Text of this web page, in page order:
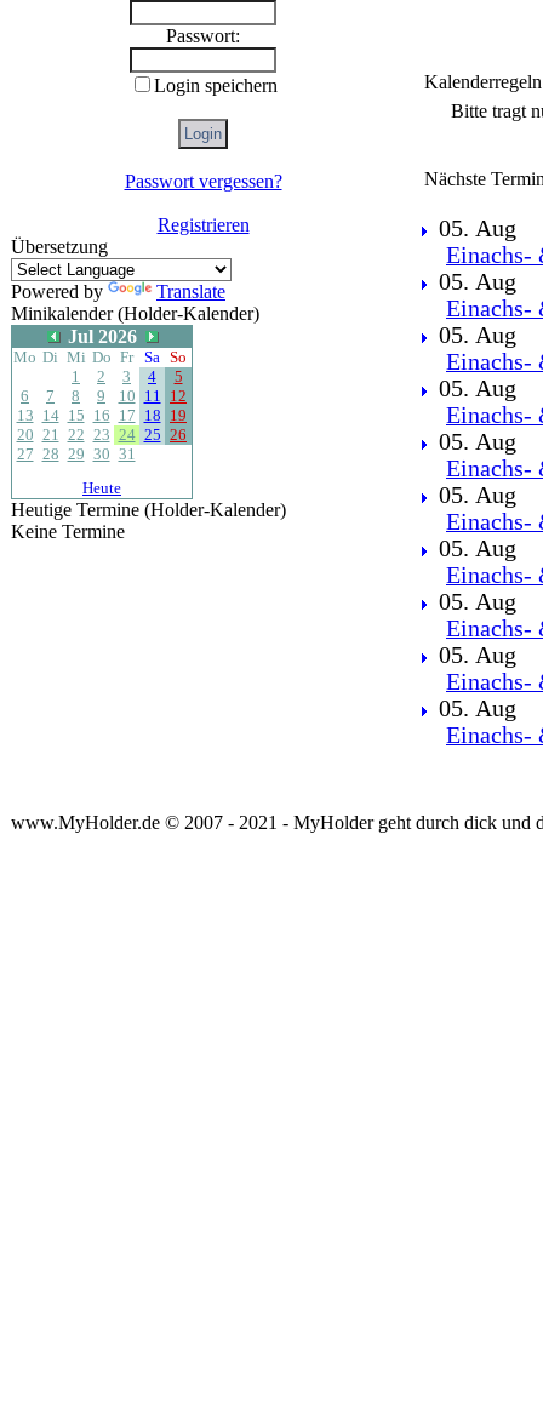
Passwort:
Login speichern
Passwort vergessen?
Registrieren
Übersetzung
Powered by
Translate
Minikalender (Holder-Kalender)
Jul 2026
Mo Di Mi Do Fr Sa So
1
2 3 4
5
6
7 8 9 10 11 12
13 14 15 16 17 18 19
20 21 22 23 24 25 26
27 28 29 30 31
Heute
Heutige Termine (Holder-Kalender)
Keine Termine
Kalenderregeln
Bitte tragt
Nächste
05. Aug
Einachs-
05. Aug
Einachs-
05. Aug
Einachs-
05. Aug
Einachs-
05. Aug
Einachs-
05. Aug
Einachs-
05. Aug
Einachs-
05. Aug
Einachs-
05. Aug
Einachs-
05. Aug
Einachs-
www.MyHolder.de © 2007 - 2021 - MyHolder geht durch dick und